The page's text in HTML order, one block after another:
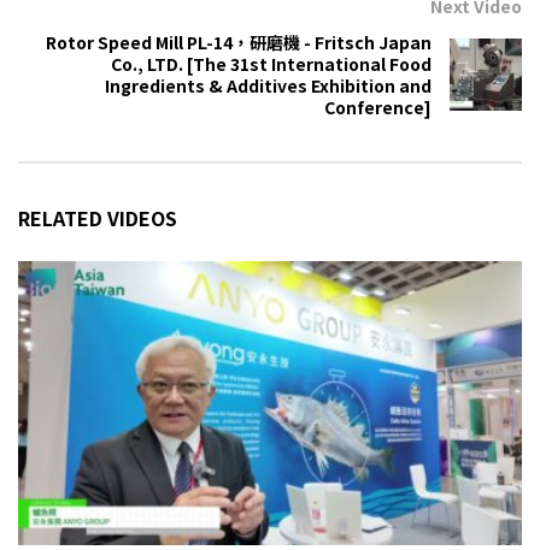
Next Video
Rotor Speed Mill PL-14，研磨機 - Fritsch Japan
Co., LTD. [The 31st International Food
Ingredients & Additives Exhibition and
Conference]
RELATED VIDEOS